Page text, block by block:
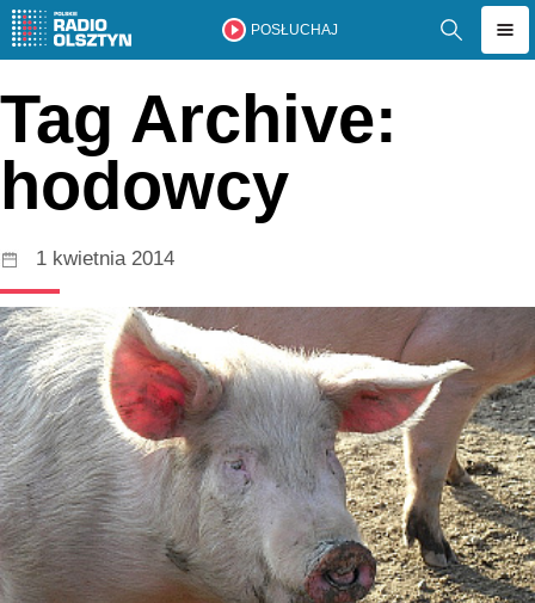
POSŁUCHAJ
Tag Archive:
hodowcy
1 kwietnia 2014